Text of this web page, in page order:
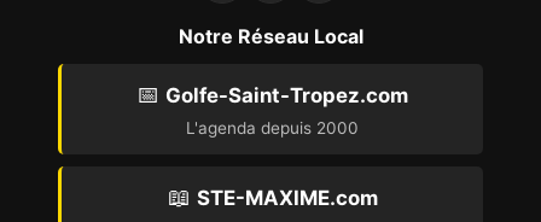
Notre Réseau Local
📅 Golfe-Saint-Tropez.com
L'agenda depuis 2000
📖 STE-MAXIME.com